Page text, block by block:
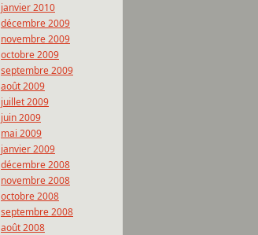
janvier 2010
décembre 2009
novembre 2009
octobre 2009
septembre 2009
août 2009
juillet 2009
juin 2009
mai 2009
janvier 2009
décembre 2008
novembre 2008
octobre 2008
septembre 2008
août 2008